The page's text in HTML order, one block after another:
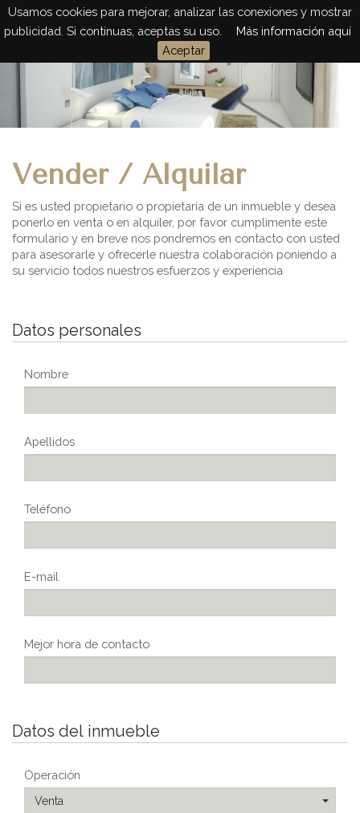
Usamos cookies para mejorar, analizar las conexiones y mostrar
publicidad. Si continuas, aceptas su uso.
Más información aquí
Aceptar
Vender / Alquilar
Si es usted propietario o propietaria de un inmueble y desea
ponerlo en venta o en alquiler, por favor cumplimente este
formulario y en breve nos pondremos en contacto con usted
para asesorarle y ofrecerle nuestra colaboración poniendo a
su servicio todos nuestros esfuerzos y experiencia
Datos personales
Nombre
Apellidos
Teléfono
E-mail
Mejor hora de contacto
Datos del inmueble
Operación
Venta